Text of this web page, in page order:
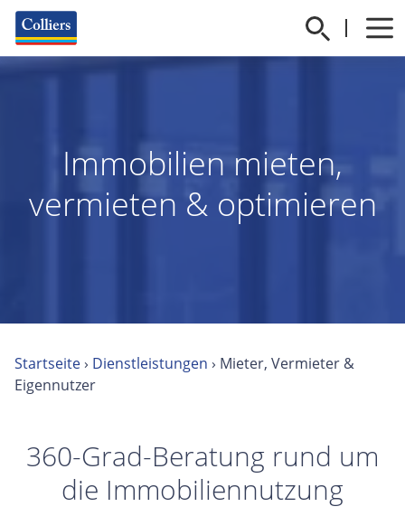
Immobilien mieten,
vermieten & optimieren
Startseite› Dienstleistungen › Mieter, Vermieter &
Eigennutzer
360-Grad-Beratung rund um
die Immobiliennutzung